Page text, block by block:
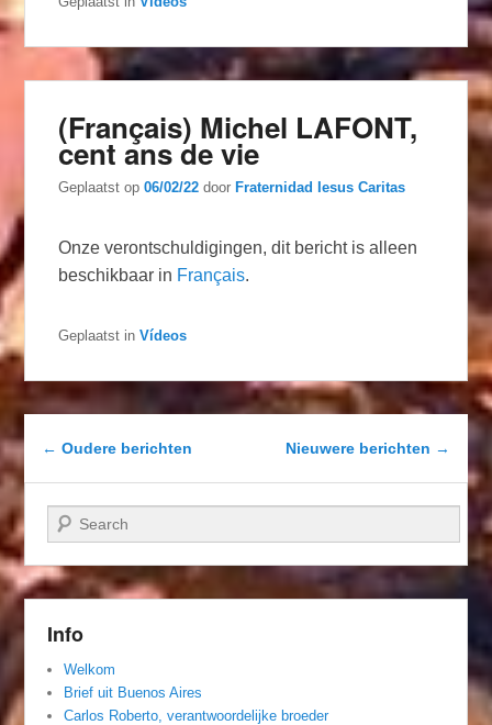
(Français) Michel LAFONT,
cent ans de vie
Geplaatst op06/02/22 door Fraternidad Iesus Caritas
Onze verontschuldigingen, dit bericht is alleen
beschikbaar in Français.
Geplaatst in Vídeos
Berichtnavigatie
← Oudere berichten Nieuwere berichten →
Zoeken
Info
Welkom
Brief uit Buenos Aires
Carlos Roberto, verantwoordelijke broeder